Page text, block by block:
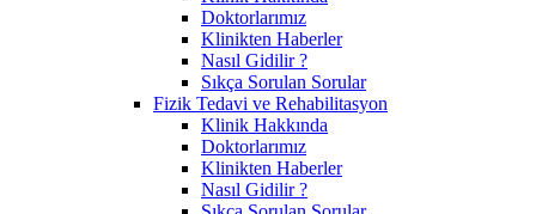
Doktorlarımız
Klinikten Haberler
Nasıl Gidilir ?
Sıkça Sorulan Sorular
Fizik Tedavi ve Rehabilitasyon
Klinik Hakkında
Doktorlarımız
Klinikten Haberler
Nasıl Gidilir ?